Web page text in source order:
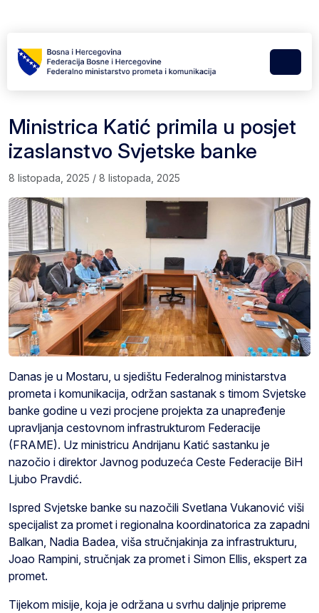
Menu
Ministrica Katić primila u posjet
izaslanstvo Svjetske banke
8 listopada, 2025 / 8 listopada, 2025
Danas je u Mostaru, u sjedištu Federalnog ministarstva
prometa i komunikacija, održan sastanak s timom Svjetske
banke godine u vezi procjene projekta za unapređenje
upravljanja cestovnom infrastrukturom Federacije
(FRAME). Uz ministricu Andrijanu Katić sastanku je
nazočio i direktor Javnog poduzeća Ceste Federacije BiH
Ljubo Pravdić.
Ispred Svjetske banke su nazočili Svetlana Vukanović viši
specijalist za promet i regionalna koordinatorica za zapadni
Balkan, Nadia Badea, viša stručnjakinja za infrastrukturu,
Joao Rampini, stručnjak za promet i Simon Ellis, ekspert za
promet.
Tijekom misije, koja je održana u svrhu daljnje pripreme